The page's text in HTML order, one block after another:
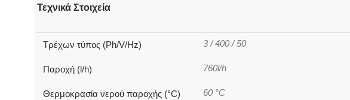
Τεχνικά Στοιχεία
Τρέχων τύπος (Ph/V/Hz) 3 / 400 / 50
Παροχή (l/h) 760l/h
Θερμοκρασία νερού παροχής (°C) 60 °C